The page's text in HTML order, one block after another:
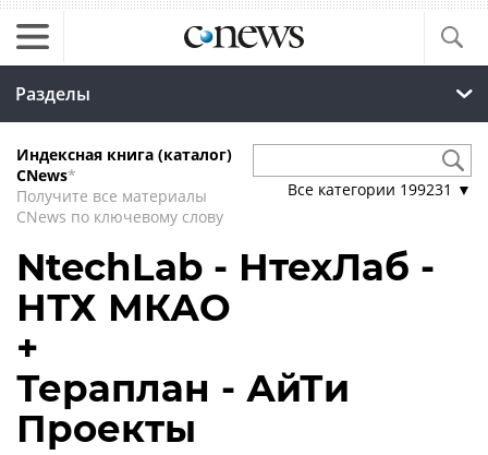
Разделы
Индексная книга (каталог)
CNews*
Получите все материалы
CNews по ключевому слову
Все категории 199231 ▼
NtechLab - НтехЛаб -
НТХ МКАО
+
Тераплан - АйТи
Проекты